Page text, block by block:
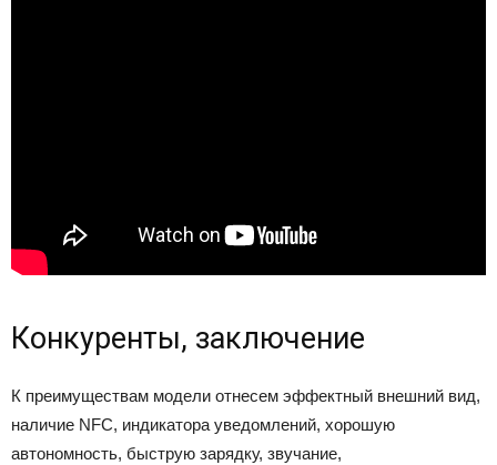
Конкуренты, заключение
К преимуществам модели отнесем эффектный внешний вид,
наличие NFC, индикатора уведомлений, хорошую
автономность, быструю зарядку, звучание,